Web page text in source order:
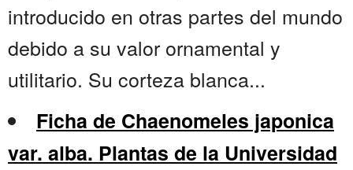
introducido en otras partes del mundo
debido a su valor ornamental y
utilitario. Su corteza blanca...
Ficha de Chaenomeles japonica
var. alba. Plantas de la Universidad